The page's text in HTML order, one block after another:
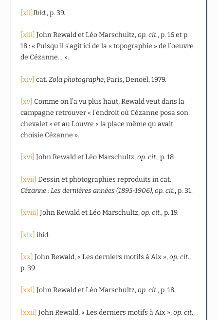
[xii]Ibid., p. 39.
[xiii] John Rewald et Léo Marschultz,op. cit., p. 16 et p.
18 : « Puisqu’il s’agit ici de la « topographie » de l’oeuvre
de Cézanne… ».
[xiv] cat.Zola photographe, Paris, Denoël, 1979.
[xv] Comme on l’a vu plus haut, Rewald veut dans la
campagne retrouver « l’endroit où Cézanne posa son
chevalet » et au Louvre « la place même qu’avait
choisie Cézanne ».
[xvi] John Rewald et Léo Marschultz,op. cit., p. 18.
[xvii] Dessin et photographies reproduits in cat.
Cézanne : Les dernières années (1895-1906),op. cit.,p. 31.
[xviii] John Rewald et Léo Marschultz,op. cit., p. 19.
[xix] ibid.
[xx] John Rewald, « Les derniers motifs à Aix »,op. cit.,
p. 39.
[xxi] John Rewald et Léo Marschultz,op. cit., p. 18.
[xxii] John Rewald, « Les derniers motifs à Aix »,op. cit.,